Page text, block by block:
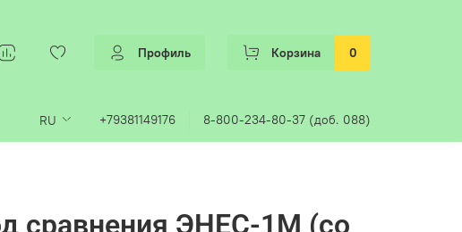
Профиль Корзина 0
RU +79381149176 8-800-234-80-37 (доб. 088)
сравнения ЭНЕС-1М (со